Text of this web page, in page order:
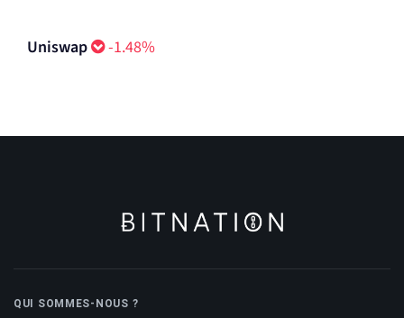
Uniswap -1.48%
QUI SOMMES-NOUS ?